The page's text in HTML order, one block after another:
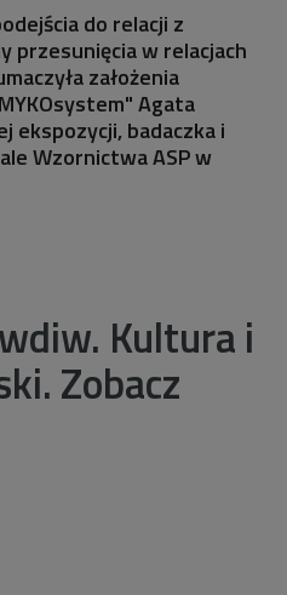
do relacji z
przesunięcia w relacjach
założenia
Agata
ekspozycji, badaczka i
Wzornictwa ASP w
Kultura i
Zobacz